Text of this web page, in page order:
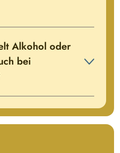
Alkohol oder
bei